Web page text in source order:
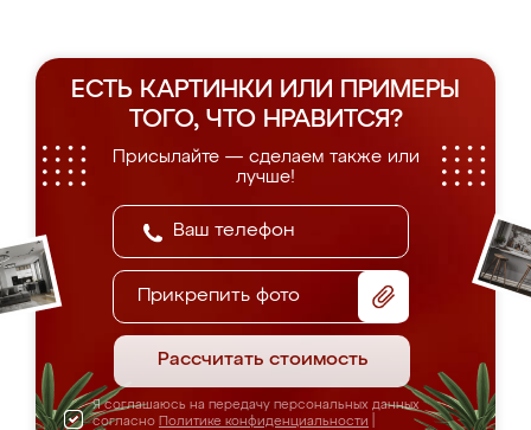
ЕСТЬ КАРТИНКИ ИЛИ ПРИМЕРЫ
ТОГО, ЧТО НРАВИТСЯ?
Присылайте — сделаем также или
лучше!
Прикрепить фото
Рассчитать стоимость
Я соглашаюсь на передачу персональных данных
согласно Политике конфиденциальности